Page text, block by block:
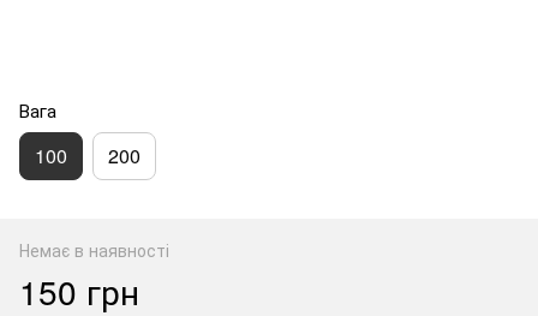
Вага
100 200
Немає в наявності
150 грн